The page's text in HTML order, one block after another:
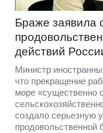
Браже заявила
действий
Министр
что прекращение
море «существенно
создало серьезную
продовольственной